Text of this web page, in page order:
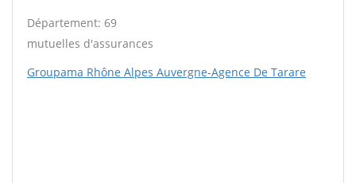
Département: 69
mutuelles d'assurances
Groupama Rhône Alpes Auvergne-Agence De Tarare